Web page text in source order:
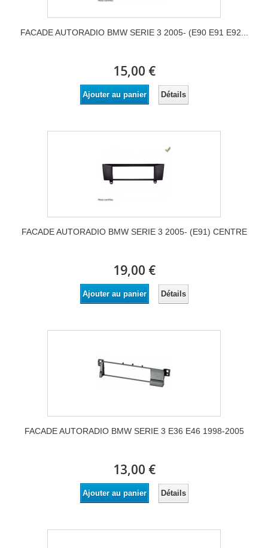
FACADE AUTORADIO BMW SERIE 3 2005- (E90 E91 E92...
15,00 €
Ajouter au panier Détails
FACADE AUTORADIO BMW SERIE 3 2005- (E91) CENTRE
19,00 €
Ajouter au panier Détails
FACADE AUTORADIO BMW SERIE 3 E36 E46 1998-2005
13,00 €
Ajouter au panier Détails